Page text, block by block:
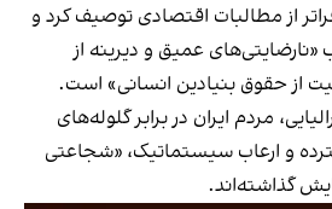
از مطالبات اقتصادی توصیف کرد و
«نارضایتی‌های عمیق و دیرینه از
از حقوق بنیادین انسانی» است.
مردم ایران در برابر گلوله‌های
و ارعاب سیستماتیک، «شجاعتی
گذاشته‌اند.